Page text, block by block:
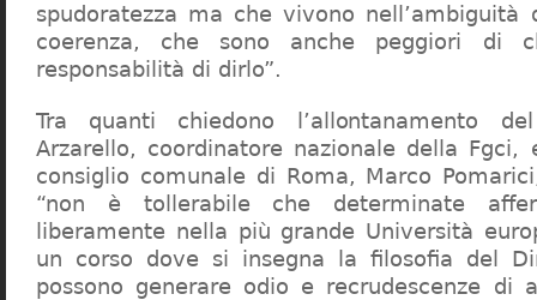
spudoratezza ma che vivono nell’ambiguità
coerenza, che sono anche peggiori di
responsabilità di dirlo”.
Tra quanti chiedono l’allontanamento
Arzarello, coordinatore nazionale della
consiglio comunale di Roma, Marco
“non è tollerabile che determinate
liberamente nella più grande Università
un corso dove si insegna la filosofia del
possono generare odio e recrudescenze di